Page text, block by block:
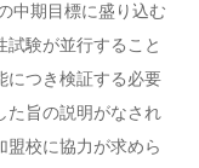
中期目標に盛り込む
試験が並行すること
につき検証する必要
た旨の説明がなされ
盟校に協力が求めら